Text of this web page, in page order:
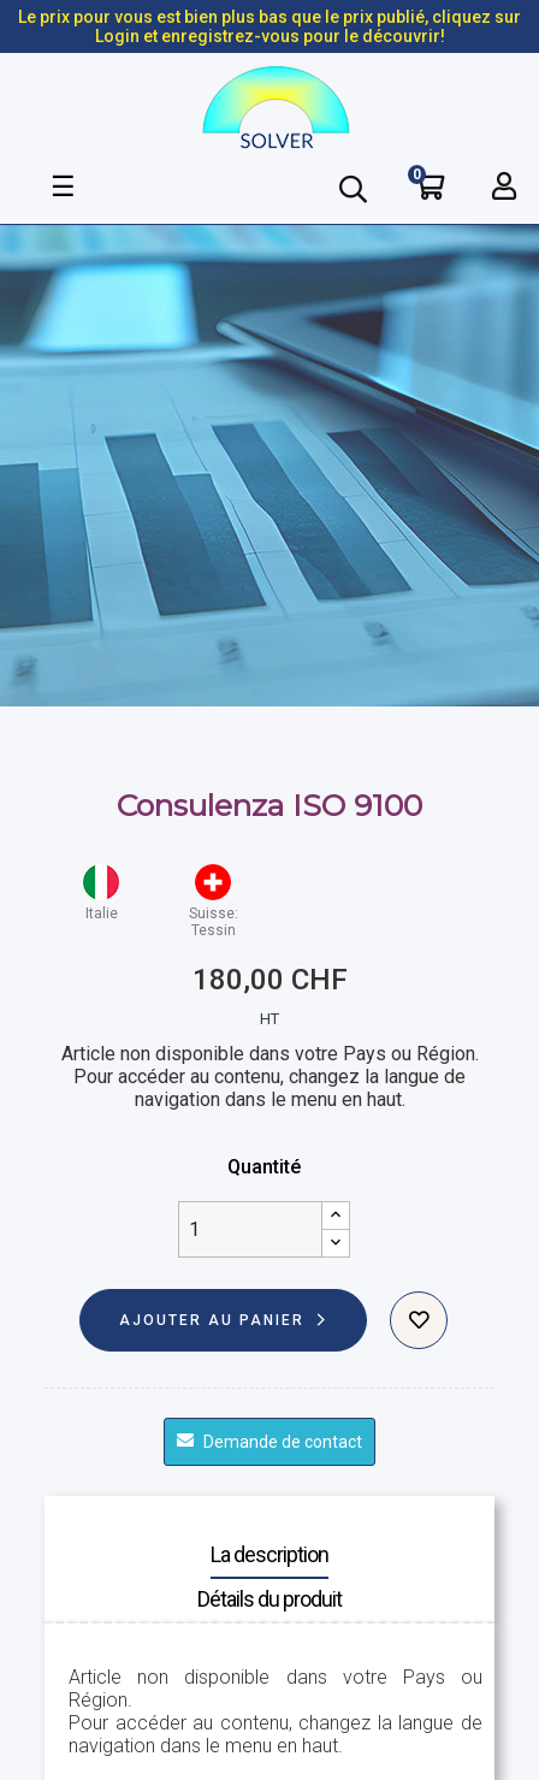
Le prix pour vous est bien plus bas que le prix publié, cliquez sur
Login et enregistrez-vous pour le découvrir!
Basculer
navigation
☰ 0
Consulenza ISO 9100
Italie
Suisse:
Tessin
180,00 CHF
HT
Article non disponible dans votre Pays ou Région.
Pour accéder au contenu, changez la langue de
navigation dans le menu en haut.
Quantité
AJOUTER AU PANIER
Demande de contact
La description
Détails du produit
Article non disponible dans votre Pays ou
Région.
Pour accéder au contenu, changez la langue de
navigation dans le menu en haut.